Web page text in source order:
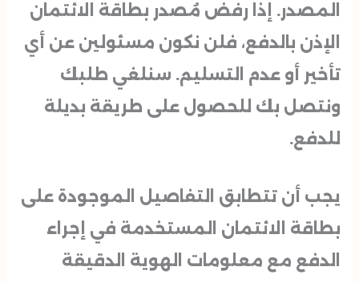
المصدر. إذا رفض مُصدر بطاقة الائتمان
الإذن بالدفع، فلن نكون مسئولين عن أي
تأخير أو عدم التسليم. سنلغي طلبك
ونتصل بك للحصول على طريقة بديلة
للدفع.
يجب أن تتطابق التفاصيل الموجودة على
بطاقة الائتمان المستخدمة في إجراء
الدفع مع معلومات الهوية الدقيقة